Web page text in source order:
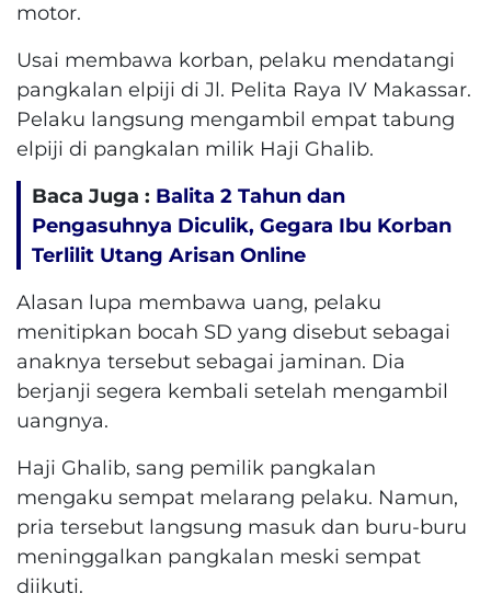
motor.
Usai membawa korban, pelaku mendatangi
pangkalan elpiji di Jl. Pelita Raya IV Makassar.
Pelaku langsung mengambil empat tabung
elpiji di pangkalan milik Haji Ghalib.
Baca Juga : Balita 2 Tahun dan
Pengasuhnya Diculik, Gegara Ibu Korban
Terlilit Utang Arisan Online
Alasan lupa membawa uang, pelaku
menitipkan bocah SD yang disebut sebagai
anaknya tersebut sebagai jaminan. Dia
berjanji segera kembali setelah mengambil
uangnya.
Haji Ghalib, sang pemilik pangkalan
mengaku sempat melarang pelaku. Namun,
pria tersebut langsung masuk dan buru-buru
meninggalkan pangkalan meski sempat
diikuti.